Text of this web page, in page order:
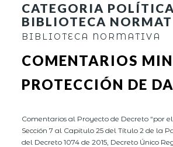
CATEGORIA
BIBLIOTECA
BIBLIOTECA NORMATIVA
COMENTARIOS
PROTECCIÓN DE
Comentarios al Proyecto de Decreto “por
Sección 7 al Capitulo 25 del Título 2 de la
del Decreto 1074 de 2015, Decreto Único